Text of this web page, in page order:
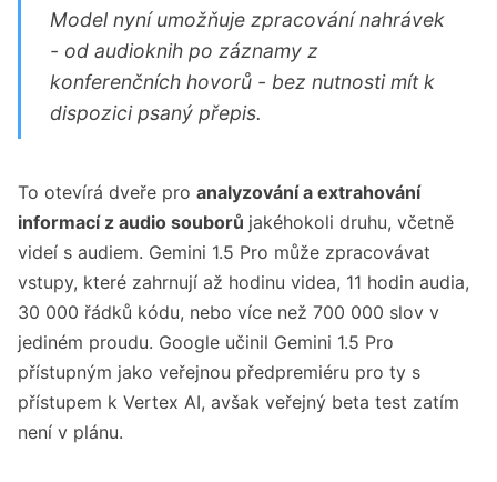
Model nyní umožňuje zpracování nahrávek
- od audioknih po záznamy z
konferenčních hovorů - bez nutnosti mít k
dispozici psaný přepis.
To otevírá dveře pro analyzování a extrahování
informací z audio souborů jakéhokoli druhu, včetně
videí s audiem. Gemini 1.5 Pro může zpracovávat
vstupy, které zahrnují až hodinu videa, 11 hodin audia,
30 000 řádků kódu, nebo více než 700 000 slov v
jediném proudu. Google učinil Gemini 1.5 Pro
přístupným jako veřejnou předpremiéru pro ty s
přístupem k Vertex AI, avšak veřejný beta test zatím
není v plánu.